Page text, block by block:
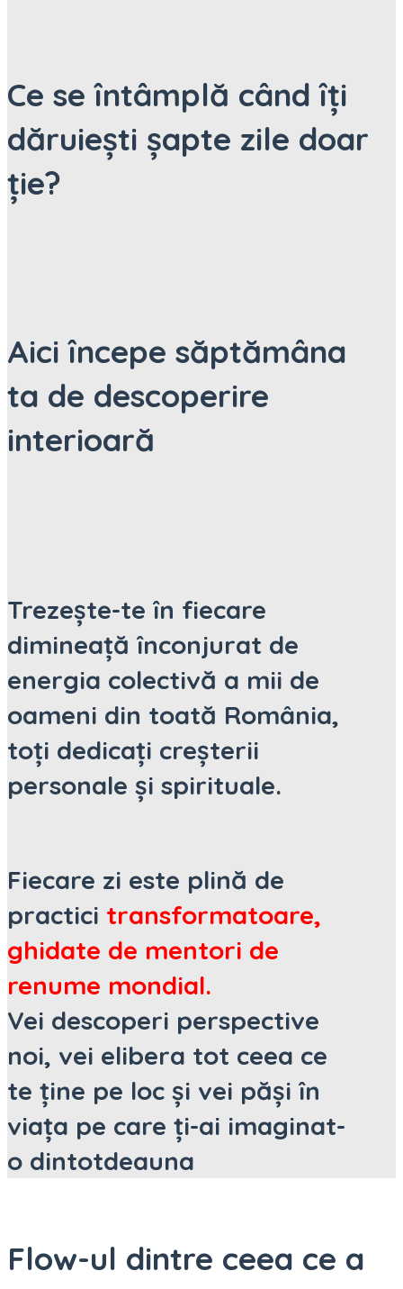
Ce se întâmplă când îți
dăruiești șapte zile doar
ție?
Aici începe săptămâna
ta de descoperire
interioară
Trezește-te în fiecare
dimineață înconjurat de
energia colectivă a mii de
oameni din toată România,
toți dedicați creșterii
personale și spirituale.
Fiecare zi este plină de
practici transformatoare,
ghidate de mentori de
renume mondial.
Vei descoperi perspective
noi, vei elibera tot ceea ce
te ține pe loc și vei păși în
viața pe care ți-ai imaginat-
o dintotdeauna
Flow-ul dintre ceea ce a